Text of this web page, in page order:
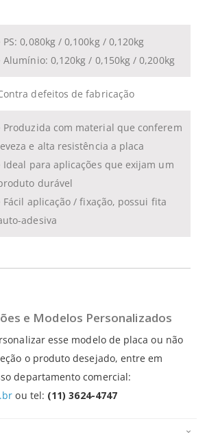
PS: 0,080kg / 0,100kg / 0,120kg
Alumínio: 0,120kg / 0,150kg / 0,200kg
defeitos de fabricação
Produzida com material que conferem
e alta resistência a placa
Ideal para aplicações que exijam um
durável
Fácil aplicação / fixação, possui fita
adesiva
e Modelos Personalizados
esse modelo de placa ou não
o produto desejado, entre em
departamento comercial:
ou tel: (11) 3624-4747